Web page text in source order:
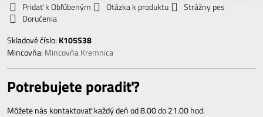
Pridať k Obľúbeným Otázka k produktu
Strážny pes
Doručenia
Skladové číslo: K105S38
Mincovňa: Mincovňa Kremnica
Potrebujete poradiť?
Môžete nás kontaktovať každý deň od 8.00 do 21.00 hod.